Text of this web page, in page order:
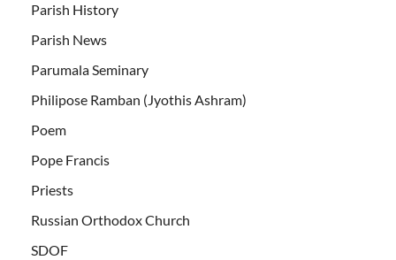
Parish History
Parish News
Parumala Seminary
Philipose Ramban (Jyothis Ashram)
Poem
Pope Francis
Priests
Russian Orthodox Church
SDOF